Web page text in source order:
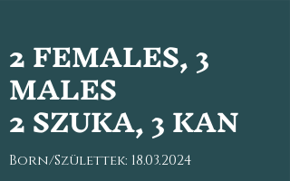
2 FEMALES, 3
MALES
2 SZUKA, 3 KAN
Born/Születtek: 18.03.2024